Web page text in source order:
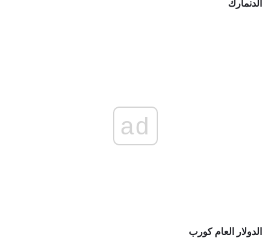
الدنمارك
ad
الدولار العام كورب